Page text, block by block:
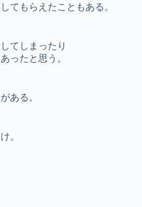
てもらえたこともある。
てしまったり
ったと思う。
ある。
。